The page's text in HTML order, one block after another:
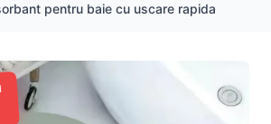
pentru baie cu uscare rapida